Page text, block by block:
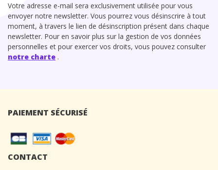
Votre adresse e-mail sera exclusivement utilisée pour vous
envoyer notre newsletter. Vous pourrez vous désinscrire à tout
moment, à travers le lien de désinscription présent dans chaque
newsletter. Pour en savoir plus sur la gestion de vos données
personnelles et pour exercer vos droits, vous pouvez consulter
notre charte .
PAIEMENT SÉCURISÉ
CONTACT